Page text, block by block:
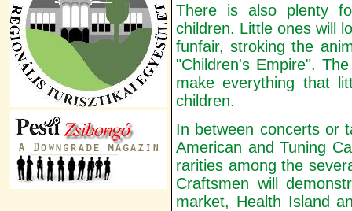
There is also plenty
children. Little ones will
funfair, stroking the
"Children's Empire".
make everything that
children.
In between concerts or
American and Tuning
rarities among the
Craftsmen will
market, Health Island